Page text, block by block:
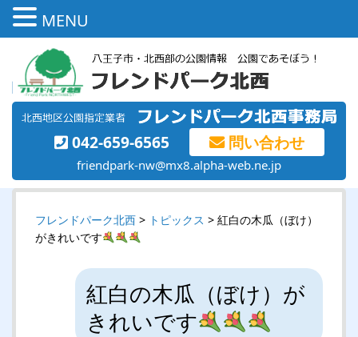
042-659-6565 問い合わせ
friendpark-nw@mx8.alpha-web.ne.jp
フレンドパーク北西 > トピックス > 紅白の木瓜（ぼけ）
がきれいです
紅白の木瓜（ぼけ）が
きれいです
MENU